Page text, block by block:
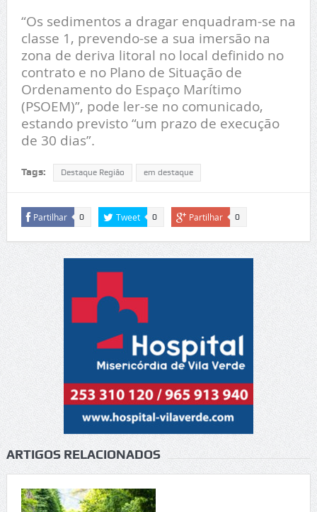
“Os sedimentos a dragar enquadram-se na
classe 1, prevendo-se a sua imersão na
zona de deriva litoral no local definido no
contrato e no Plano de Situação de
Ordenamento do Espaço Marítimo
(PSOEM)”, pode ler-se no comunicado,
estando previsto “um prazo de execução
de 30 dias”.
Tags: Destaque Região em destaque
Partilhar 0 Tweet 0 Partilhar 0
ARTIGOS RELACIONADOS